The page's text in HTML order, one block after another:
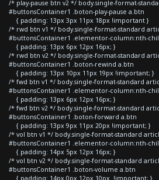
/* play-pause btn v2 */ body.single-format-
#buttonsContainer1 .boton-play-pause a.btn
{ padding: 13px 3px 11px 18px !important }
/* rwd btn v1 */ body.single-format-standard
#buttonsContainer1 .elementor-column:nth-
{ padding: 13px 6px 12px 16px; }
/* rwd btn v2 */ body.single-format-standard
#buttonsContainer1 .boton-rewind a.btn
{ padding: 13px 10px 11px 19px !important; }
/* fwd btn v1 */ body.single-format-standard
#buttonsContainer1 .elementor-column:nth-
{ padding: 13px 6px 12px 16px; }
/* fwd btn v2 */ body.single-format-standard
#buttonsContainer1 .boton-forward a.btn
{ padding: 13px 9px 11px 20px !important; }
/* vol btn v1 */ body.single-format-standard
#buttonsContainer1 .elementor-column:nth-
{ padding: 14px 5px 12px 16px; }
/* vol btn v2 */ body.single-format-standard
#buttonsContainer1 .boton-volume a.btn
{ padding: 14px 0px 12px 10px !important; }